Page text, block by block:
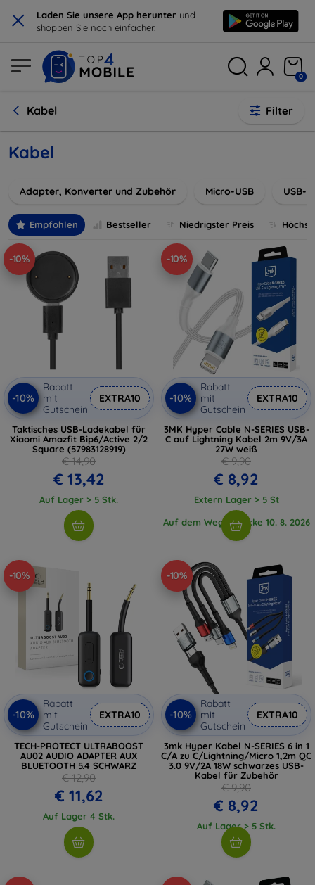
× Laden Sie unsere App herunter und
shoppen Sie noch einfacher.
0
Kabel Filter
Kabel
Adapter, Konverter und Zubehör Micro-USB USB-C
Empfohlen Bestseller Niedrigster Preis
-10%
-10%
Rabatt
mit
Gutschein
EXTRA10
Taktisches USB-Ladekabel für
Xiaomi Amazfit Bip6/Active 2/2
Square (57983128919)
€ 14,90
€ 13,42
Auf Lager > 5 Stk.
-10%
-10%
Rabatt
mit
Gutschein
EXTRA10
3MK Hyper Cable N-SERIES USB-
C auf Lightning Kabel 2m 9V/3A
27W weiß
€ 9,90
€ 8,92
Extern Lager > 5 St
Auf dem Weg 1 Stücke 10. 8. 2026
-10%
-10%
Rabatt
mit
Gutschein
EXTRA10
TECH-PROTECT ULTRABOOST
AU02 AUDIO ADAPTER AUX
BLUETOOTH 5.4 SCHWARZ
€ 12,90
€ 11,62
Auf Lager 4 Stk.
-10%
-10%
Rabatt
mit
Gutschein
EXTRA10
3mk Hyper Kabel N-SERIES 6 in 1
C/A zu C/Lightning/Micro 1,2m QC
3.0 9V/2A 18W schwarzes USB-
Kabel für Zubehör
€ 9,90
€ 8,92
Auf Lager > 5 Stk.